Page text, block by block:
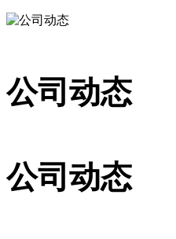
公司动态
公司动态